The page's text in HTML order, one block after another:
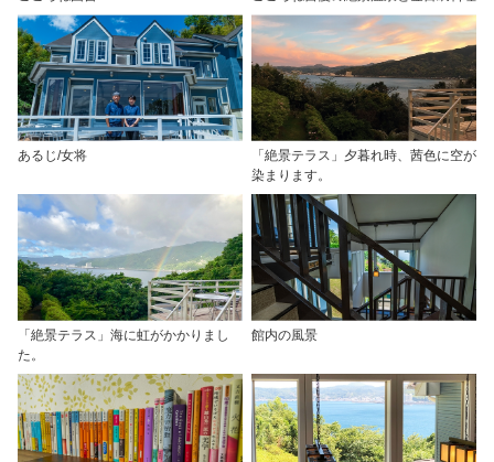
あるじ/女将
「絶景テラス」夕暮れ時、茜色に空が
染まります。
「絶景テラス」海に虹がかかりまし
た。
館内の風景